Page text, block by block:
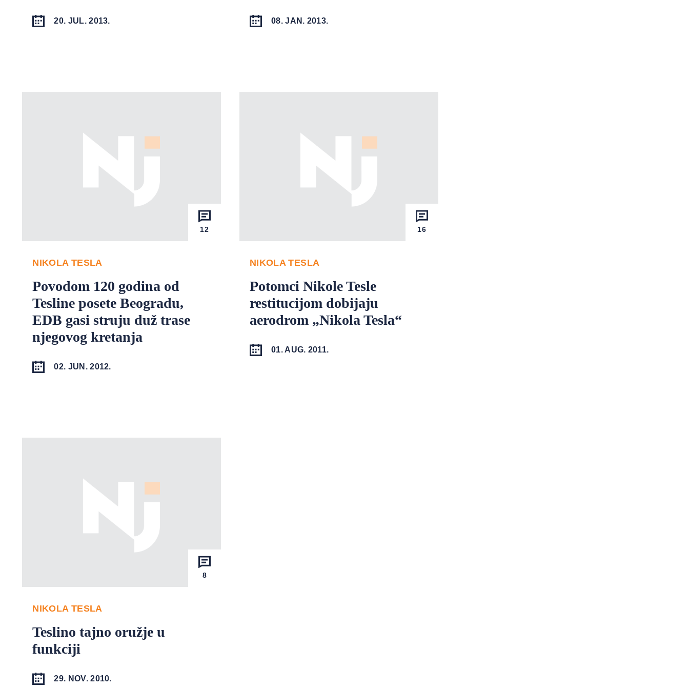
20. JUL. 2013. 08. JAN. 2013.
12
NIKOLA TESLA
Povodom 120 godina od
Tesline posete Beogradu,
EDB gasi struju duž trase
njegovog kretanja
02. JUN. 2012.
16
NIKOLA TESLA
Potomci Nikole Tesle
restitucijom dobijaju
aerodrom „Nikola Tesla“
01. AUG. 2011.
8
NIKOLA TESLA
Teslino tajno oružje u
funkciji
29. NOV. 2010.